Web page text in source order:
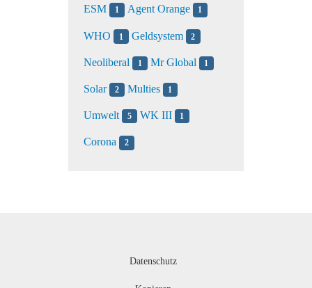
ESM 1 Agent Orange 1
WHO 1 Geldsystem 2
Neoliberal 1 Mr Global 1
Solar 2 Multies 1
Umwelt 5 WK III 1
Corona 2
Datenschutz